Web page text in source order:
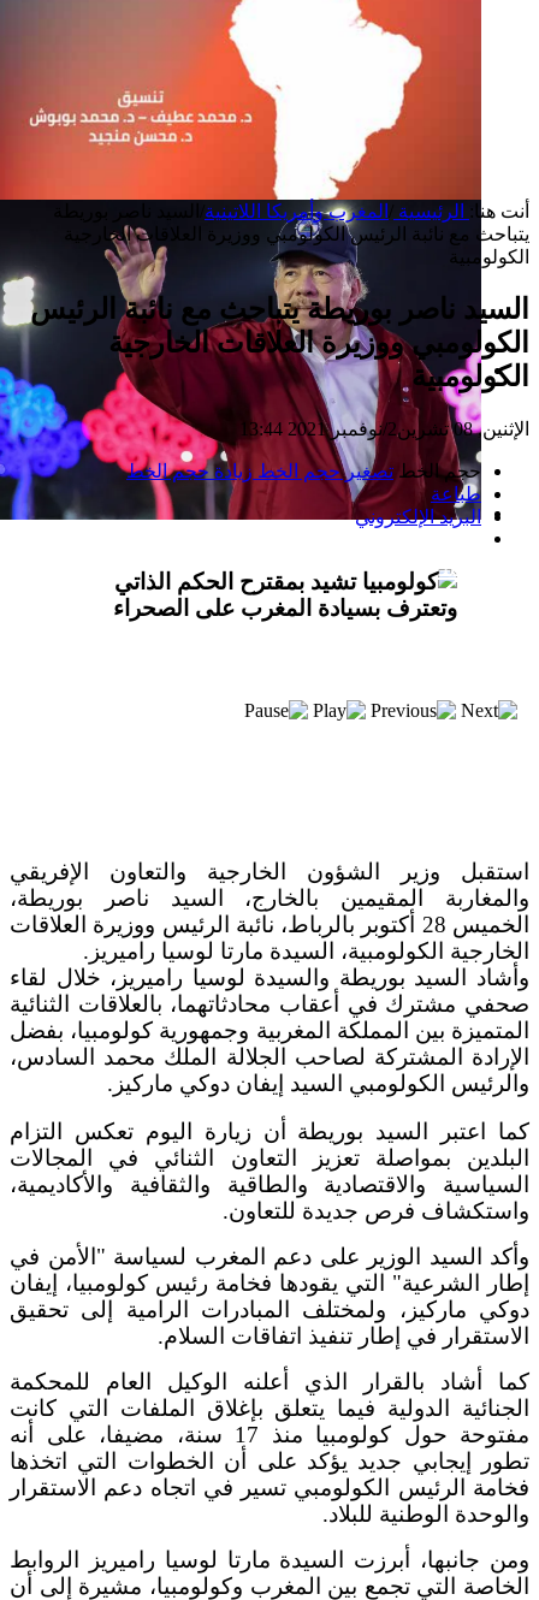
إصدار جديد
واشنطن بأورتيغا؟
أنت هنا: الرئيسية المغرب وأمريكا اللاتينية
يتباحث مع نائبة الرئيس الكولومبي ووزيرة العلاقات الخارجية
الكولومبية
السيد ناصر بوريطة يتباحث مع نائبة الرئيس
الكولومبي ووزيرة العلاقات الخارجية
الكولومبية
الإثنين, 08 تشرين2/نوفمبر 2021 13:44
حجم الخط تصغير حجم الخط زيادة حجم الخط
طباعة
البريد الإلكتروني
استقبل وزير الشؤون الخارجية والتعاون الإفريقي
والمغاربة المقيمين بالخارج، السيد ناصر بوريطة،
الخميس 28 أكتوبر بالرباط، نائبة الرئيس ووزيرة العلاقات
الخارجية الكولومبية، السيدة مارتا لوسيا راميريز.
وأشاد السيد بوريطة والسيدة لوسيا راميريز، خلال لقاء
صحفي مشترك في أعقاب محادثاتهما، بالعلاقات الثنائية
المتميزة بين المملكة المغربية وجمهورية كولومبيا، بفضل
الإرادة المشتركة لصاحب الجلالة الملك محمد السادس،
والرئيس الكولومبي السيد إيفان دوكي ماركيز.
كما اعتبر السيد بوريطة أن زيارة اليوم تعكس التزام
البلدين بمواصلة تعزيز التعاون الثنائي في المجالات
السياسية والاقتصادية والطاقية والثقافية والأكاديمية،
واستكشاف فرص جديدة للتعاون.
وأكد السيد الوزير على دعم المغرب لسياسة "الأمن في
إطار الشرعية" التي يقودها فخامة رئيس كولومبيا، إيفان
دوكي ماركيز، ولمختلف المبادرات الرامية إلى تحقيق
الاستقرار في إطار تنفيذ اتفاقات السلام.
كما أشاد بالقرار الذي أعلنه الوكيل العام للمحكمة
الجنائية الدولية فيما يتعلق بإغلاق الملفات التي كانت
مفتوحة حول كولومبيا منذ 17 سنة، مضيفا، على أنه
تطور إيجابي جديد يؤكد على أن الخطوات التي اتخذها
فخامة الرئيس الكولومبي تسير في اتجاه دعم الاستقرار
والوحدة الوطنية للبلاد.
ومن جانبها، أبرزت السيدة مارتا لوسيا راميريز الروابط
الخاصة التي تجمع بين المغرب وكولومبيا، مشيرة إلى أن